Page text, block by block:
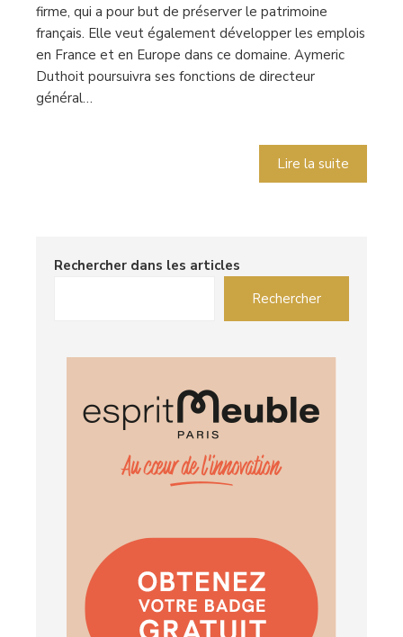
firme, qui a pour but de préserver le patrimoine
français. Elle veut également développer les emplois
en France et en Europe dans ce domaine. Aymeric
Duthoit poursuivra ses fonctions de directeur
général…
Lire la suite
Rechercher dans les articles
Rechercher